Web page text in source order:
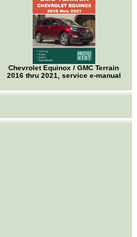
Chevrolet Equinox / GMC Terrain
2016 thru 2021, service e-manual